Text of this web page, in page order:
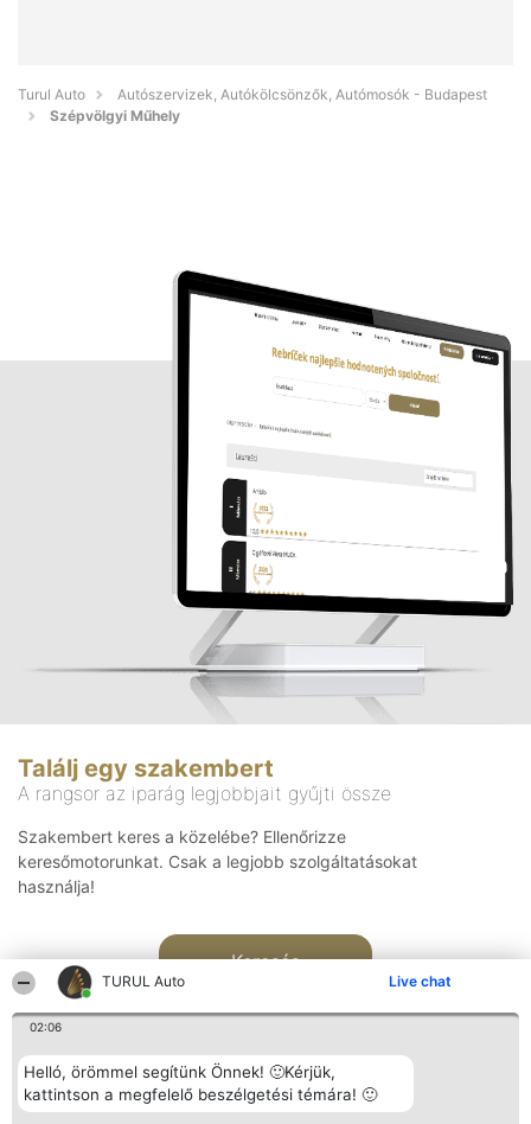
TURUL Auto Live chat
02:06
Helló, örömmel segítünk Önnek! 🙂Kérjük,
kattintson a megfelelő beszélgetési témára! 🙂
Turul Auto
Autószervizek, Autókölcsönzők, Autómosók - Budapest
Szépvölgyi Műhely
Találj egy szakembert
A rangsor az iparág legjobbjait gyűjti össze
Szakembert keres a közelébe? Ellenőrizze
keresőmotorunkat. Csak a legjobb szolgáltatásokat
használja!
Keresés